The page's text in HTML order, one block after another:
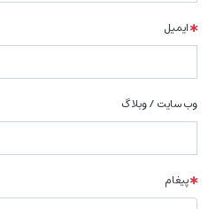
ایمیل
وب سایت / وبلاگ
پیغام